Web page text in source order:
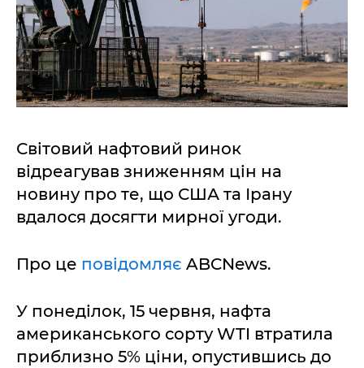
Світовий нафтовий ринок
відреагував зниженням цін на
новину про те, що США та Ірану
вдалося досягти мирної угоди.
Про це повідомляє ABCNews.
У понеділок, 15 червня, нафта
американського сорту WTI втратила
приблизно 5% ціни, опустившись до